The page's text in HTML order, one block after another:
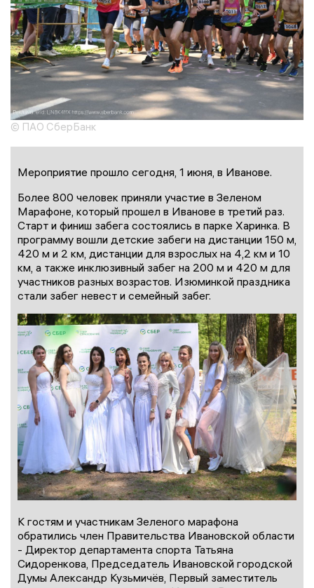
© ПАО СберБанк
Мероприятие прошло сегодня, 1 июня, в Иванове.
Более 800 человек приняли участие в Зеленом
Марафоне, который прошел в Иванове в третий раз.
Старт и финиш забега состоялись в парке Харинка. В
программу вошли детские забеги на дистанции 150 м,
420 м и 2 км, дистанции для взрослых на 4,2 км и 10
км, а также инклюзивный забег на 200 м и 420 м для
участников разных возрастов. Изюминкой праздника
стали забег невест и семейный забег.
К гостям и участникам Зеленого марафона
обратились член Правительства Ивановской области
- Директор департамента спорта Татьяна
Сидоренкова, Председатель Ивановской городской
Думы Александр Кузьмичёв, Первый заместитель